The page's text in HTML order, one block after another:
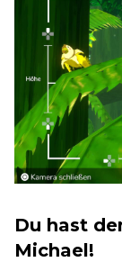
Du hast
Michael!